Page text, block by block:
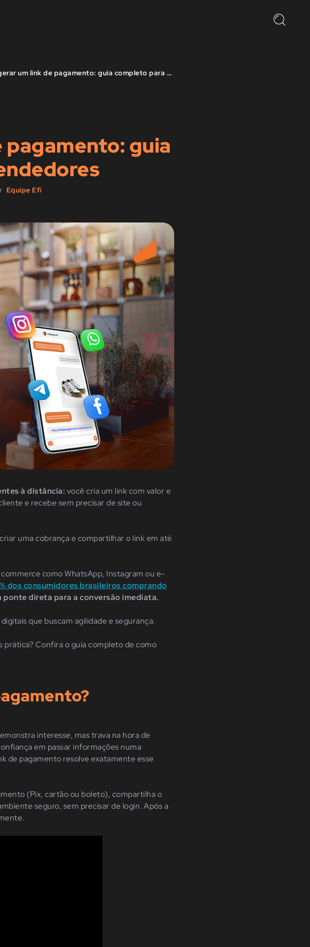
Como gerar um link de pagamento: guia completo para empreendedores
pagamento: guia
Equipe Efí
à distância: você cria um link com valor e
e recebe sem precisar de site ou
uma cobrança e compartilhar o link em até
como WhatsApp, Instagram ou e-
dos consumidores brasileiros comprando
direta para a conversão imediata.
que buscam agilidade e segurança.
prática? Confira o guia completo de como
interesse, mas trava na hora de
em passar informações numa
de pagamento resolve exatamente esse
(Pix, cartão ou boleto), compartilha o
seguro, sem precisar de login. Após a